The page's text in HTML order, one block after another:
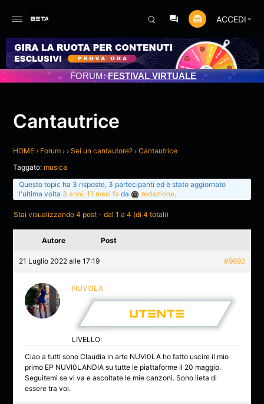
ACCEDI
PROGRAMMATO 3/07/2025
FORUM:FESTIVAL VIRTUALE
Cantautrice
HOME › Forum › › Sei un cantautore? › Cantautrice
Taggato: musica
Questo topic ha 3 risposte, 3 partecipanti ed è stato aggiornato
l'ultima volta 3 anni, 11 mesi fa da redazione.
Stai visualizzando 4 post - dal 1 a 4 (di 4 totali)
Autore Post
21 Luglio 2022 alle 17:19 #9692
NUVI0LA
LIVELLO:
Ciao a tutti sono Claudia in arte NUVI0LA ho fatto uscire il mio
primo EP NUVI0LANDIA su tutte le piattaforme il 20 maggio.
Seguitemi se vi va e ascoltate le mie canzoni. Sono lieta di
essere tra voi.